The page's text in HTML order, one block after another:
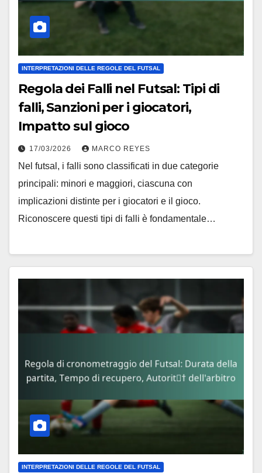
INTERPRETAZIONI DELLE REGOLE DEL FUTSAL
Regola dei Falli nel Futsal: Tipi di
falli, Sanzioni per i giocatori,
Impatto sul gioco
17/03/2026 MARCO REYES
Nel futsal, i falli sono classificati in due categorie
principali: minori e maggiori, ciascuna con
implicazioni distinte per i giocatori e il gioco.
Riconoscere questi tipi di falli è fondamentale…
INTERPRETAZIONI DELLE REGOLE DEL FUTSAL